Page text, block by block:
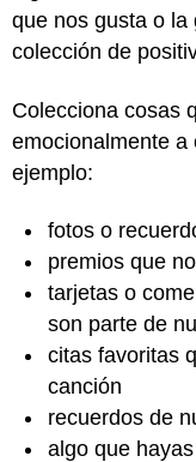
que nos gusta o la
colección de
Colecciona cosas
emocionalmente a
ejemplo:
fotos o
premios que
tarjetas o
son parte de
citas favoritas
canción
recuerdos de
algo que